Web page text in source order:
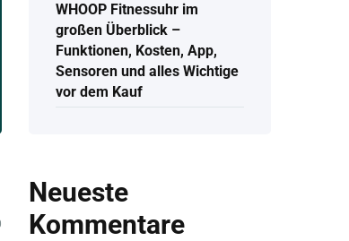
WHOOP Fitnessuhr im
großen Überblick –
Funktionen, Kosten, App,
Sensoren und alles Wichtige
vor dem Kauf
Neueste
Kommentare